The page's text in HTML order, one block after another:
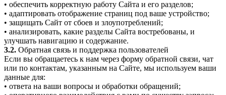
• обеспечить корректную работу Сайта и его разделов;
• адаптировать отображение страниц под ваше устройство;
• защищать Сайт от сбоев и злоупотреблений;
• анализировать, какие разделы Сайта востребованы, и
улучшать навигацию и содержание.
3.2. Обратная связь и поддержка пользователей
Если вы обращаетесь к нам через форму обратной связи, чат
или по контактам, указанным на Сайте, мы используем ваши
данные для:
• ответа на ваши вопросы и обработки обращений;